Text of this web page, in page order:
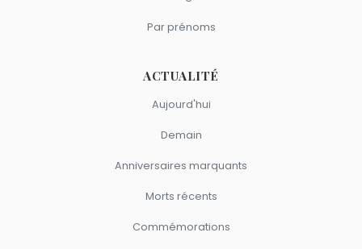
Par prénoms
ACTUALITÉ
Aujourd'hui
Demain
Anniversaires marquants
Morts récents
Commémorations